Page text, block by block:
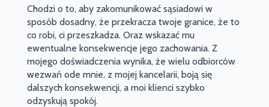
Chodzi o to, aby zakomunikować sąsiadowi w
sposób dosadny, że przekracza twoje granice, że to
co robi, ci przeszkadza. Oraz wskazać mu
ewentualne konsekwencje jego zachowania. Z
mojego doświadczenia wynika, że wielu odbiorców
wezwań ode mnie, z mojej kancelarii, boją się
dalszych konsekwencji, a moi klienci szybko
odzyskują spokój.